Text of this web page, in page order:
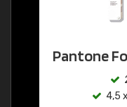
Pantone
4,5